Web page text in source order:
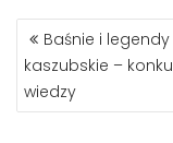
NAWIGACJA
WPISU
Baśnie i legendy
kaszubskie –
wiedzy